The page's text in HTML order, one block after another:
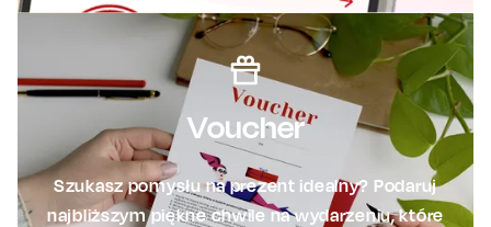
Voucher
Szukasz pomysłu na prezent idealny? Podaruj
najbliższym piękne chwile na wydarzeniu, które